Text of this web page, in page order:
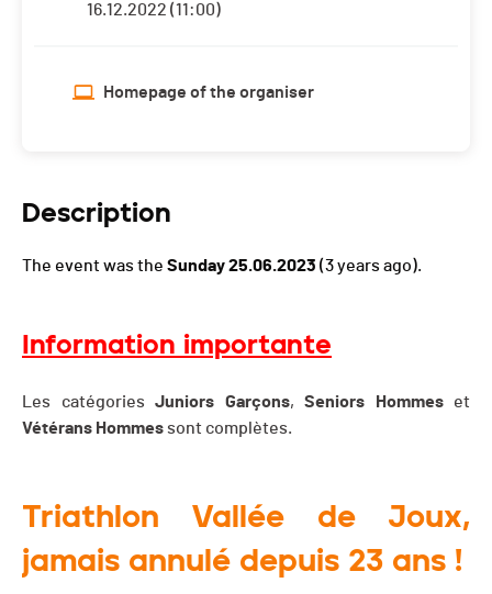
16.12.2022 (11:00)
Homepage of the organiser
Description
The event was the Sunday 25.06.2023 (3 years ago).
Information importante
Les catégories Juniors Garçons, Seniors Hommeset
Vétérans Hommessont complètes.
Triathlon Vallée de Joux,
jamais annulé depuis 23 ans !